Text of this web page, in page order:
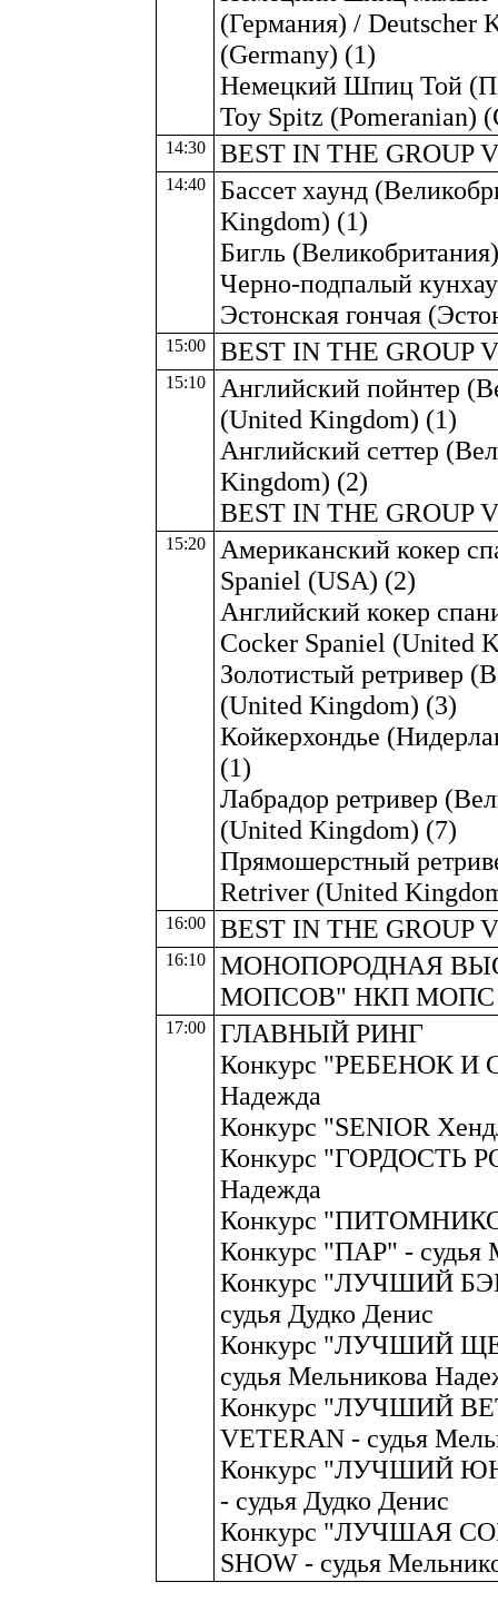
(Германия) / Deutscher
(Germany) (1)
Немецкий Шпиц Той
Toy Spitz (Pomeranian)
14:30 BEST IN THE GROUP V
14:40
Бассет хаунд
Kingdom) (1)
Бигль
Черно-подпалый
Эстонская гончая
15:00 BEST IN THE GROUP
15:10
Английский пойнтер
(United Kingdom) (1)
Английский сеттер
Kingdom) (2)
BEST IN THE GROUP
15:20
Американский кокер
Spaniel (USA) (2)
Английский кокер
Cocker Spaniel (United
Золотистый ретривер
(United Kingdom) (3)
Койкерхондье
(1)
Лабрадор ретривер
(United Kingdom) (7)
Прямошерстный
Retriver (United
16:00 BEST IN THE GROUP
16:10
МОНОПОРОДНАЯ
МОПСОВ" НКП МОПС
17:00
ГЛАВНЫЙ РИНГ
Конкурс "РЕБЕНОК И
Надежда
Конкурс "SENIOR
Конкурс "ГОРДОСТЬ
Надежда
Конкурс
Конкурс "ПАР" - судья
Конкурс "ЛУЧШИЙ
судья Дудко Денис
Конкурс "ЛУЧШИЙ
судья Мельникова
Конкурс "ЛУЧШИЙ
VETERAN - судья
Конкурс "ЛУЧШИЙ
- судья Дудко Денис
Конкурс "ЛУЧШАЯ
SHOW - судья